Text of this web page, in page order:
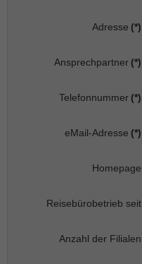
Adresse (*)
Ansprechpartner (*)
Telefonnummer (*)
eMail-Adresse (*)
Homepage
Reisebürobetrieb seit
Anzahl der Filialen